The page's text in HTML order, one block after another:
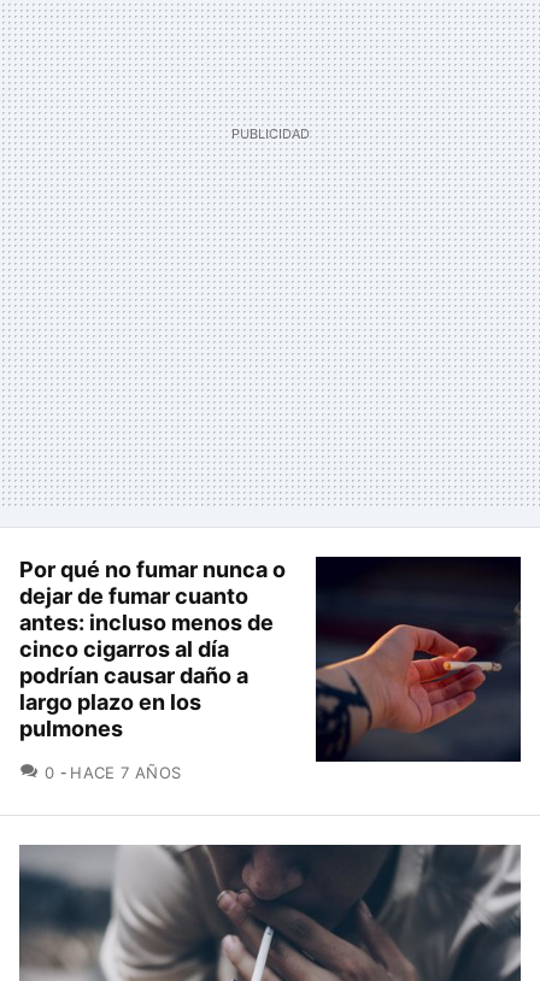
Por qué no fumar nunca o
dejar de fumar cuanto
antes: incluso menos de
cinco cigarros al día
podrían causar daño a
largo plazo en los
pulmones
0 COMENTARIOS
HACE 7 AÑOS